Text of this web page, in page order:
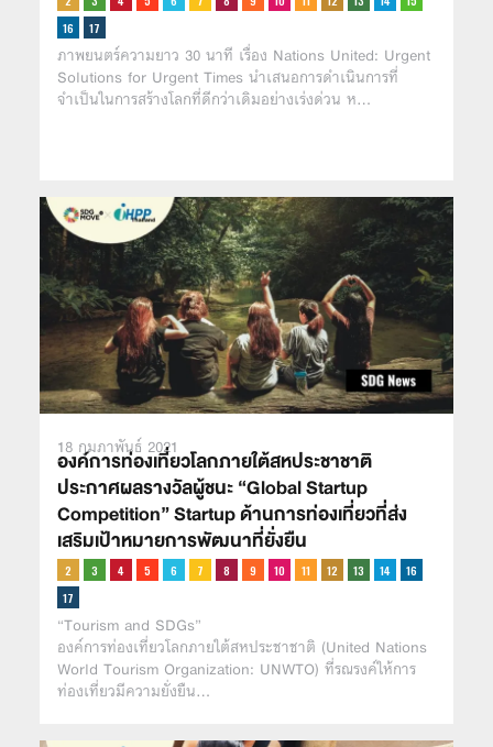
ภาพยนตร์ความยาว 30 นาที เรื่อง Nations United: Urgent
Solutions for Urgent Times นำเสนอการดำเนินการที่
จำเป็นในการสร้างโลกที่ดีกว่าเดิมอย่างเร่งด่วน ห…
18 กุมภาพันธ์ 2021
องค์การท่องเที่ยวโลกภายใต้สหประชาชาติ
ประกาศผลรางวัลผู้ชนะ “Global Startup
Competition” Startup ด้านการท่องเที่ยวที่ส่ง
เสริมเป้าหมายการพัฒนาที่ยั่งยืน
“Tourism and SDGs”
องค์การท่องเที่ยวโลกภายใต้สหประชาชาติ (United Nations
World Tourism Organization: UNWTO) ที่รณรงค์ให้การ
ท่องเที่ยวมีความยั่งยืน…